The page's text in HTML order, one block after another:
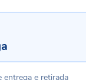
entrega e retirada